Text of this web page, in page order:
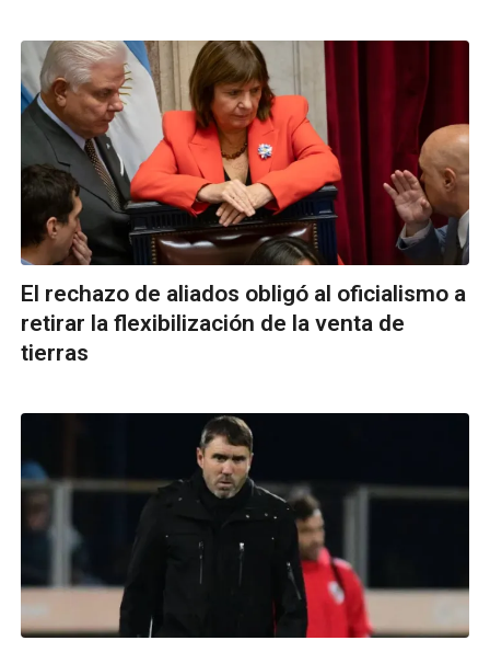
El rechazo de aliados obligó al oficialismo a
retirar la flexibilización de la venta de
tierras